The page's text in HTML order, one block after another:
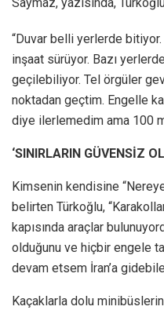
“Duvar belli yerlerde
inşaat sürüyor. Bazı
geçilebiliyor. Tel örgüler
noktadan geçtim. Engelle
diye ilerlemedim ama 100
‘SINIRLARIN GÜVENSİZ
Kimsenin kendisine
belirten Türkoğlu,
kapısında araçlar
olduğunu ve hiçbir engele
devam etsem İran’a
Kaçaklarla dolu